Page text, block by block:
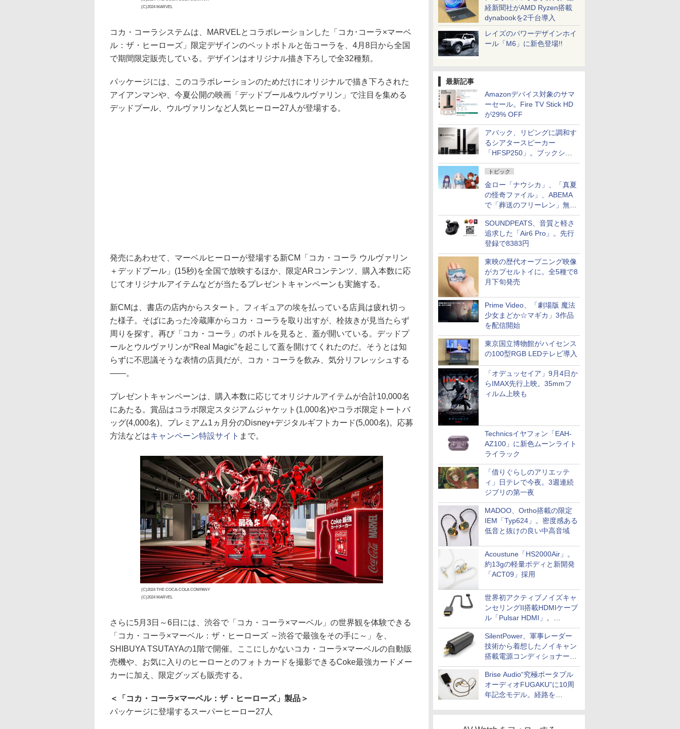
経新聞社がAMD Ryzen搭載
dynabookを2千台導入
レイズのパワーデザインホイ
ール「M6」に新色登場!!
最新記事
Amazonデバイス対象のサマ
ーセール。Fire TV Stick HD
が29% OFF
アバック、リビングに調和す
るシアタースピーカー
「HFSP250」。ブックシェ
ルフはペア3万円以下
トピック
金ロー「ナウシカ」、「真夏
の怪奇ファイル」、ABEMA
で「葬送のフリーレン」無料
配信など。夏の特番・配信情
報
SOUNDPEATS、音質と軽さ
追求した「Air6 Pro」。先行
登録で8383円
東映の歴代オープニング映像
がカプセルトイに。全5種で8
月下旬発売
Prime Video、「劇場版 魔法
少女まどか☆マギカ」3作品
を配信開始
東京国立博物館がハイセンス
の100型RGB LEDテレビ導入
「オデュッセイア」9月4日か
らIMAX先行上映。35mmフ
ィルム上映も
Technicsイヤフォン「EAH-
AZ100」に新色ムーンライト
ライラック
「借りぐらしのアリエッテ
ィ」日テレで今夜。3週連続
ジブリの第一夜
MADOO、Ortho搭載の限定
IEM「Typ624」。密度感ある
低音と抜けの良い中高音域
Acoustune「HS2000Air」。
約13gの軽量ボディと新開発
「ACT09」採用
世界初アクティブノイズキャ
ンセリングII搭載HDMIケーブ
ル「Pulsar HDMI」。
SilentPowerから
SilentPower、軍事レーダー
技術から着想したノイキャン
搭載電源コンディショナー
「AC iPurifier2」
Brise Audio“究極ポータブル
オーディオFUGAKU”に10周
年記念モデル。経路を
(C)2024 MARVEL
コカ・コーラシステムは、MARVELとコラボレーションした「コカ･コーラ×マーベ
ル：ザ・ヒーローズ」限定デザインのペットボトルと缶コーラを、4月8日から全国
で期間限定販売している。デザインはオリジナル描き下ろしで全32種類。
パッケージには、このコラボレーションのためだけにオリジナルで描き下ろされた
アイアンマンや、今夏公開の映画「デッドプール&ウルヴァリン」で注目を集める
デッドプール、ウルヴァリンなど人気ヒーロー27人が登場する。
発売にあわせて、マーベルヒーローが登場する新CM「コカ・コーラ ウルヴァリン
＋デッドプール」(15秒)を全国で放映するほか、限定ARコンテンツ、購入本数に応
じてオリジナルアイテムなどが当たるプレゼントキャンペーンも実施する。
新CMは、書店の店内からスタート。フィギュアの埃を払っている店員は疲れ切っ
た様子。そばにあった冷蔵庫からコカ・コーラを取り出すが、栓抜きが見当たらず
周りを探す。再び「コカ・コーラ」のボトルを見ると、蓋が開いている。デッドプ
ールとウルヴァリンが“Real Magic”を起こして蓋を開けてくれたのだ。そうとは知
らずに不思議そうな表情の店員だが、コカ・コーラを飲み、気分リフレッシュする
――。
プレゼントキャンペーンは、購入本数に応じてオリジナルアイテムが合計10,000名
にあたる。賞品はコラボ限定スタジアムジャケット(1,000名)やコラボ限定トートバ
ッグ(4,000名)、プレミアム1ヵ月分のDisney+デジタルギフトカード(5,000名)。応募
方法などはキャンペーン特設サイト まで。
(C)2024 THE COCA-COLA COMPANY
(C)2024 MARVEL
さらに5月3日～6日には、渋谷で「コカ・コーラ×マーベル」の世界観を体験できる
「コカ・コーラ×マーベル：ザ・ヒーローズ ～渋谷で最強をその手に～」を、
SHIBUYA TSUTAYAの1階で開催。ここにしかないコカ・コーラ×マーベルの自動販
売機や、お気に入りのヒーローとのフォトカードを撮影できるCoke最強カードメー
カーに加え、限定グッズも販売する。
＜「コカ・コーラ×マーベル：ザ・ヒーローズ」製品＞
パッケージに登場するスーパーヒーロー27人